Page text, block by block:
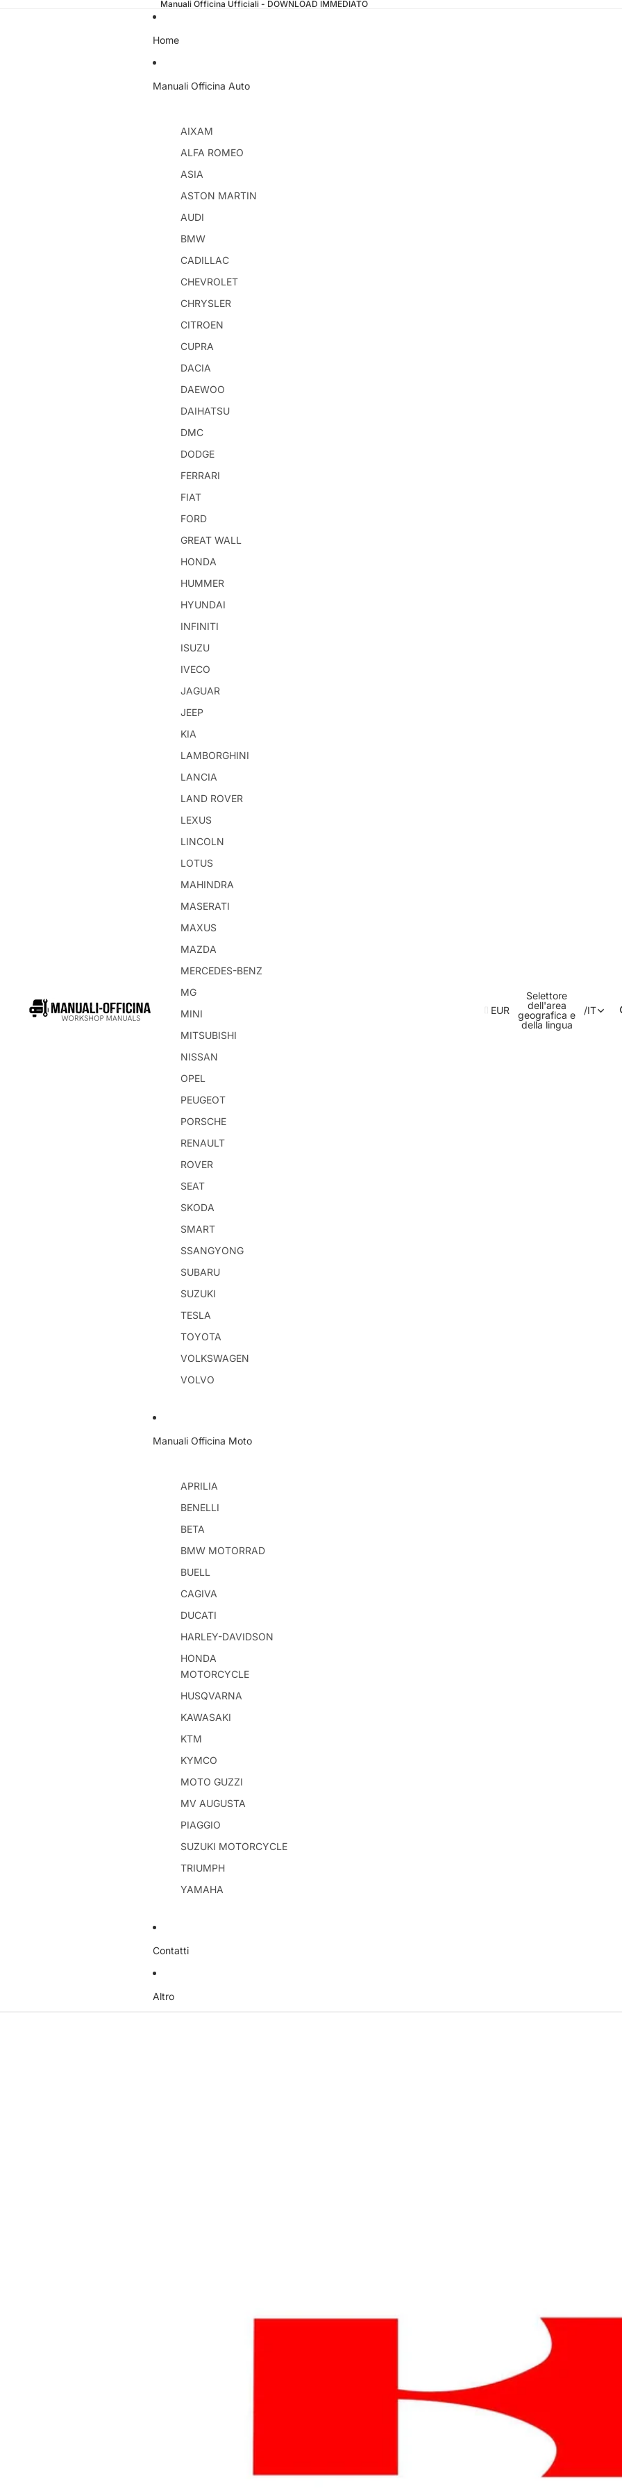
Manuali Officina Ufficiali - DOWNLOAD IMMEDIATO
Home
Manuali Officina Auto
AIXAM
ALFA ROMEO
ASIA
ASTON MARTIN
AUDI
BMW
CADILLAC
CHEVROLET
CHRYSLER
CITROEN
CUPRA
DACIA
DAEWOO
DAIHATSU
DMC
DODGE
FERRARI
FIAT
FORD
GREAT WALL
HONDA
HUMMER
HYUNDAI
INFINITI
ISUZU
IVECO
JAGUAR
JEEP
KIA
LAMBORGHINI
LANCIA
LAND ROVER
LEXUS
LINCOLN
LOTUS
MAHINDRA
MASERATI
MAXUS
MAZDA
MERCEDES-BENZ
MG
MINI
MITSUBISHI
NISSAN
OPEL
PEUGEOT
PORSCHE
RENAULT
ROVER
SEAT
SKODA
SMART
SSANGYONG
SUBARU
SUZUKI
TESLA
TOYOTA
VOLKSWAGEN
VOLVO
Manuali Officina Moto
APRILIA
BENELLI
BETA
BMW MOTORRAD
BUELL
CAGIVA
DUCATI
HARLEY-DAVIDSON
HONDA
MOTORCYCLE
HUSQVARNA
KAWASAKI
KTM
KYMCO
MOTO GUZZI
MV AUGUSTA
PIAGGIO
SUZUKI MOTORCYCLE
TRIUMPH
YAMAHA
Contatti
Altro
EUR
Selettore
dell'area
geografica e
della lingua
/IT